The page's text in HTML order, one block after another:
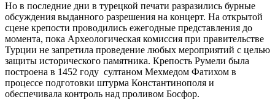
Но в последние дни в турецкой печати разразились бурные
обсуждения выданного разрешения на концерт. На открытой
сцене крепости проводились ежегодные представления до
момента, пока Археологическая комиссия при правительстве
Турции не запретила проведение любых мероприятий с целью
защиты исторического памятника. Крепость Румели была
построена в 1452 году султаном Мехмедом Фатихом в
процессе подготовки штурма Константинополя и
обеспечивала контроль над проливом Босфор.